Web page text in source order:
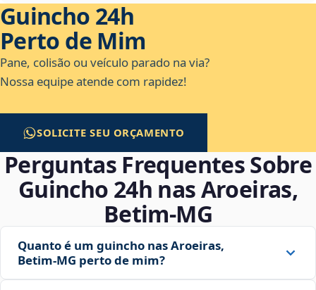
Guincho 24h
Perto de Mim
Pane, colisão ou veículo parado na via?
Nossa equipe atende com rapidez!
SOLICITE SEU ORÇAMENTO
Perguntas Frequentes Sobre
Guincho 24h nas Aroeiras,
Betim‑MG
Quanto é um guincho nas Aroeiras,
Betim‑MG perto de mim?